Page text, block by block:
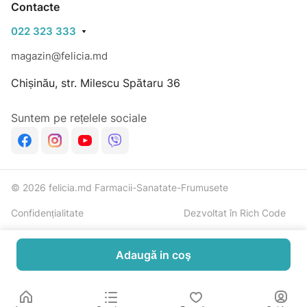
Contacte
022 323 333
magazin@felicia.md
Chișinău, str. Milescu Spătaru 36
Suntem pe rețelele sociale
© 2026 felicia.md Farmacii-Sanatate-Frumusete
Confidențialitate Dezvoltat în Rich Code
Adaugă in coş